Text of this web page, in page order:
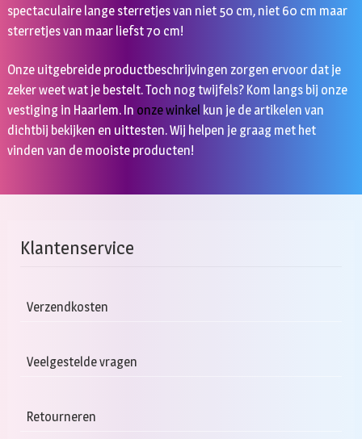
spectaculaire lange sterretjes van niet 50 cm, niet 60 cm maar
sterretjes van maar liefst 70 cm!
Onze uitgebreide productbeschrijvingen zorgen ervoor dat je
zeker weet wat je bestelt. Toch nog twijfels? Kom langs bij onze
vestiging in Haarlem. In onze winkel kun je de artikelen van
dichtbij bekijken en uittesten. Wij helpen je graag met het
vinden van de mooiste producten!
Klantenservice
Verzendkosten
Veelgestelde vragen
Retourneren